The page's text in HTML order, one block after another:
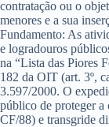
contratação ou o
menores e a sua
Fundamento: As
e logradouros
na “Lista das Piores
182 da OIT (art. 3º,
3.597/2000. O
público de proteger a
CF/88) e transgride